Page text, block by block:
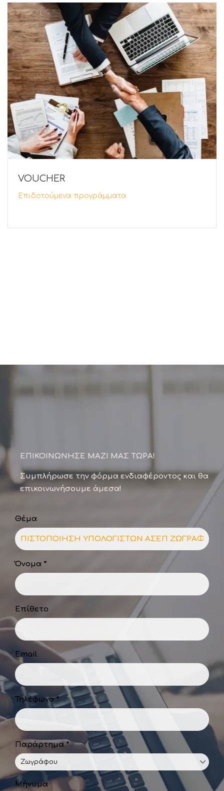
VOUCHER
Επιδοτούμενα προγράμματα
ΕΠΙΚΟΙΝΩΝΗΣΕ ΜΑΖΙ ΜΑΣ ΤΩΡΑ!
Συμπλήρωσε την φόρμα ενδιαφέροντος και θα
επικοινωνήσουμε άμεσα!
Θέμα
Όνομα *
Επίθετο
Email
Τηλέφωνο *
Παράρτημα *
Μήνυμα